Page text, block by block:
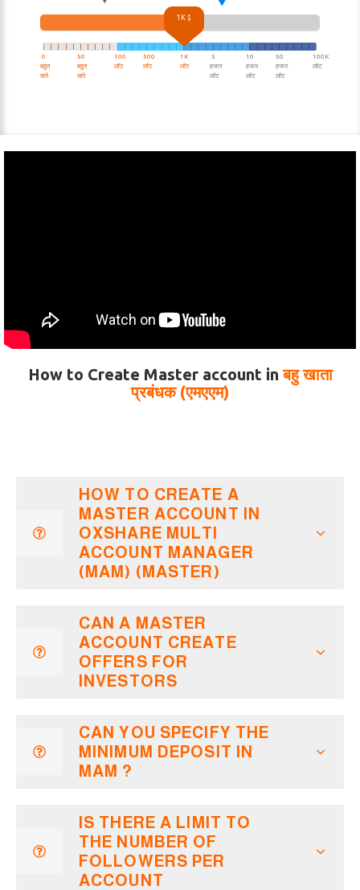
1K $
0
बहुत
सारे
50
बहुत
सारे
100
लॉट
500
लॉट
|
1K
लॉट
5
हजार
लॉट
10
हजार
लॉट
50
हजार
लॉट
100K
लॉट
How to Create Master account inबहु खाता
प्रबंधक (एमएएम)
HOW TO CREATE A
MASTER ACCOUNT IN
OXSHARE MULTI
ACCOUNT MANAGER
(MAM) (MASTER)
CAN A MASTER
ACCOUNT CREATE
OFFERS FOR
INVESTORS
CAN YOU SPECIFY THE
MINIMUM DEPOSIT IN
MAM ?
IS THERE A LIMIT TO
THE NUMBER OF
FOLLOWERS PER
ACCOUNT